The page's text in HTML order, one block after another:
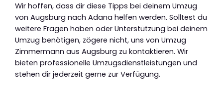
Wir hoffen, dass dir diese Tipps bei deinem Umzug
von Augsburg nach Adana helfen werden. Solltest du
weitere Fragen haben oder Unterstützung bei deinem
Umzug benötigen, zögere nicht, uns von Umzug
Zimmermann aus Augsburg zu kontaktieren. Wir
bieten professionelle Umzugsdienstleistungen und
stehen dir jederzeit gerne zur Verfügung.